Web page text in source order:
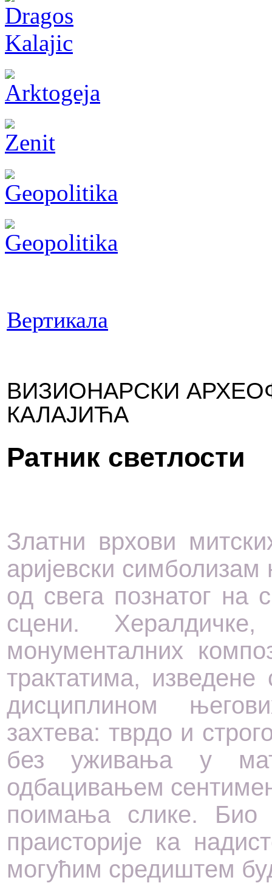
Вертикала
ВИЗИОНАРСКИ
КАЛАЈИЋА
Ратник светлости
Златни врхови
аријевски
од свега познатог на
сцени.
монументалних
трактатима,
дисциплином
захтева: тврдо и
без уживања у
одбацивањем
поимања слике. Био
праисторије ка
могућим средиштем